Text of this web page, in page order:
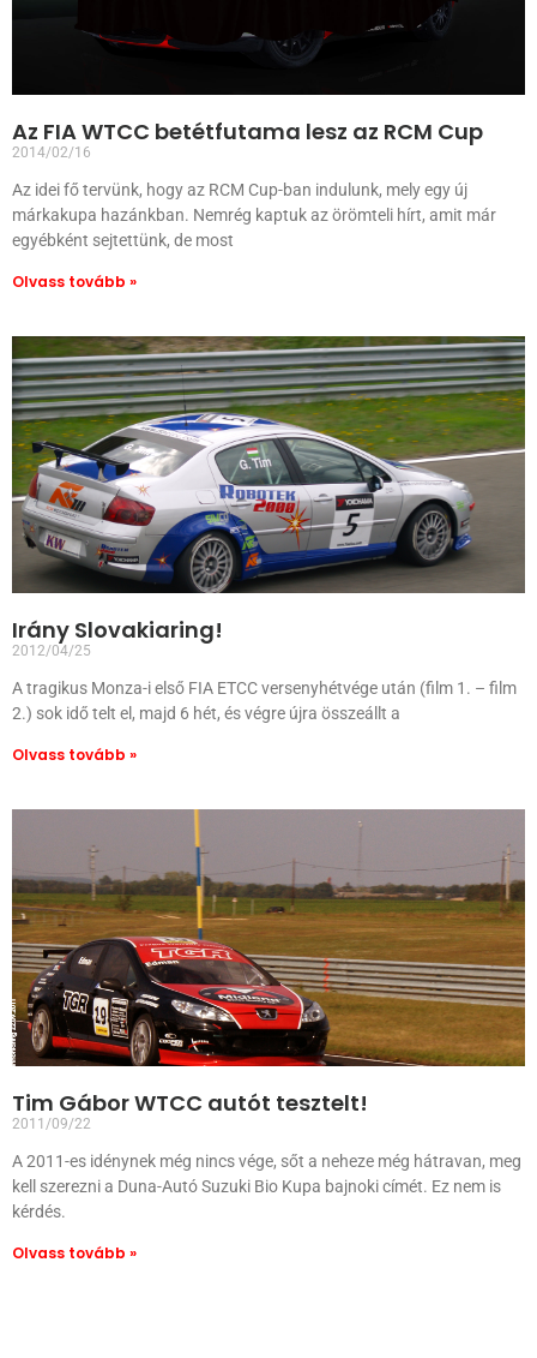
Az FIA WTCC betétfutama lesz az RCM Cup
2014/02/16
Az idei fő tervünk, hogy az RCM Cup-ban indulunk, mely egy új
márkakupa hazánkban. Nemrég kaptuk az örömteli hírt, amit már
egyébként sejtettünk, de most
Olvass tovább »
Irány Slovakiaring!
2012/04/25
A tragikus Monza-i első FIA ETCC versenyhétvége után (film 1. – film
2.) sok idő telt el, majd 6 hét, és végre újra összeállt a
Olvass tovább »
Tim Gábor WTCC autót tesztelt!
2011/09/22
A 2011-es idénynek még nincs vége, sőt a neheze még hátravan, meg
kell szerezni a Duna-Autó Suzuki Bio Kupa bajnoki címét. Ez nem is
kérdés.
Olvass tovább »